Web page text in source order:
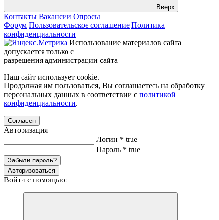
Вверх
Контакты Вакансии Опросы
Форум Пользовательское соглашение Политика
конфиденциальности
Использование материалов сайта
допускается только с
разрешения администрации сайта
Наш сайт использует cookie.
Продолжая им пользоваться, Вы соглашаетесь на обработку
персональных данных в соответствии с политикой
конфиденциальности.
Согласен
Авторизация
Логин * true
Пароль * true
Забыли пароль?
Авторизоваться
Войти с помощью: